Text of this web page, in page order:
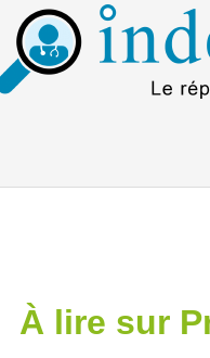
À lire sur